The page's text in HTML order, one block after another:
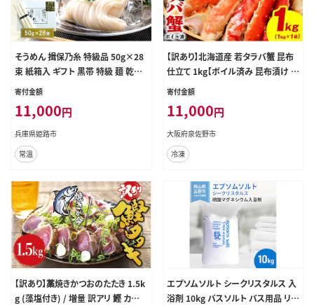
そうめん 揖保乃糸 特級品 50g×28
束 紙箱入 ギフト 黒帯 特級 麺 乾麺
麺類 播州 手延素麺 贈答 贈答品 揖
寄付金額
11,000円
兵庫県姫路市
常温
【訳あり】北海道産 若タラバ蟹 昆布
仕立て 1kg【ボイル済み 昆布漬け 殻
やわらか 若ガニ 若タラバガニ】 G42
寄付金額
11,000円
大阪府泉佐野市
冷凍
【訳あり】藁焼きかつおのたたき 1.5k
g (藻塩付き) / 増量 訳アリ 鰹 カツオ
エプソムソルト シークリスタルス 入
浴剤 10kg バスソルト バス用品 リラ